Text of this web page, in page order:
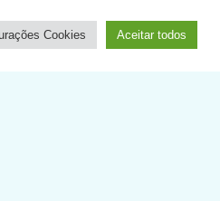
Cookies Aceitar todos